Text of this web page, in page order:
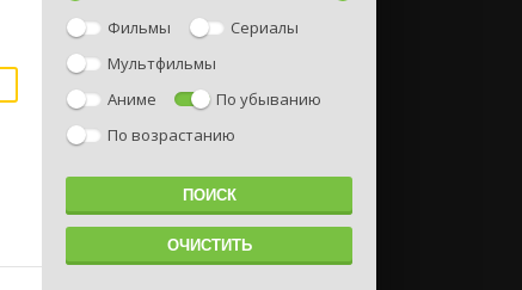
Фильмы
Сериалы
Мультфильмы
Аниме
По убыванию
По возрастанию